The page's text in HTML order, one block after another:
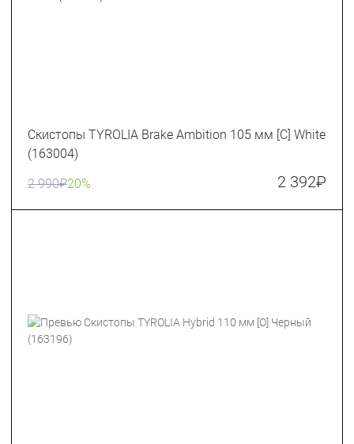
Скистопы TYROLIA Brake Ambition 105 мм [C] White
(163004)
2 990₽20% 2 392₽